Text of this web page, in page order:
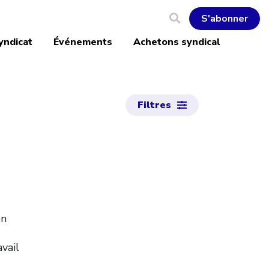
S'abonner
Événements Achetons syndical
Filtres